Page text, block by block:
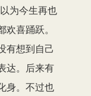
为今生再也
喜踊跃。
有想到自己
达。后来有
身。不过也